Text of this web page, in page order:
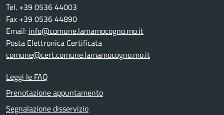
Tel. +39 0536 44003
Fax +39 0536 44890
Email: info@comune.lamamocogno.mo.it
Posta Elettronica Certificata
comune@cert.comune.lamamocogno.mo.it
Leggi le FAQ
Prenotazione appuntamento
Segnalazione disservizio